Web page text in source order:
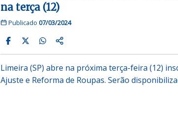
na terça (12)
Publicado 07/03/2024
Limeira (SP) abre na próxima terça-feira (12)
Ajuste e Reforma de Roupas. Serão